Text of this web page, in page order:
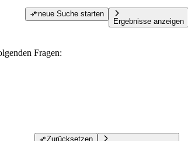
neue Suche starten
Ergebnisse anzeigen
Fragen:
Zurücksetzen